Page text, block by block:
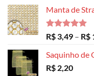
Manta de
Avaliação
5.00
de 5
R$ 3,49 – R$
Saquinho de
R$ 2,20